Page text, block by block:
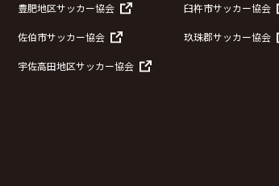
豊肥地区サッカー協会 臼杵市サッカー協会
佐伯市サッカー協会 玖珠郡サッカー協会
宇佐高田地区サッカー協会